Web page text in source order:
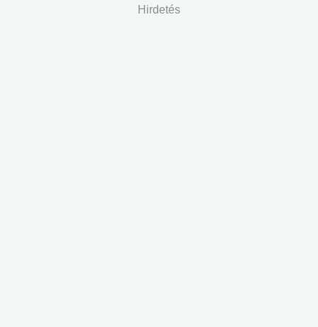
Hirdetés